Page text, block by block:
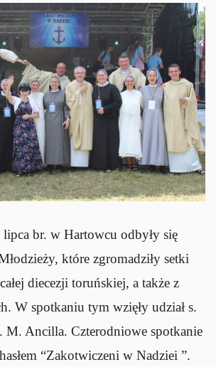
br. w Hartowcu odbyły się
które zgromadziły setki
diecezji toruńskiej, a także z
W spotkaniu tym wzięły udział s.
M. Ancilla. Czterodniowe spotkanie
“Zakotwiczeni w Nadziei ”.